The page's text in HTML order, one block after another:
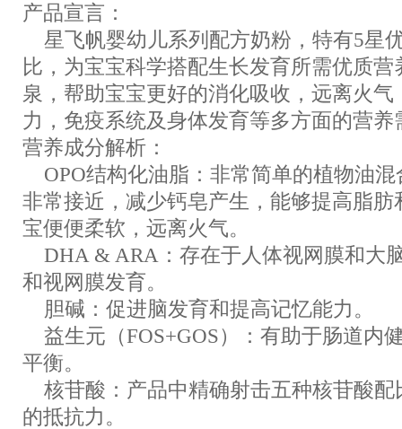
产品宣言：
星飞帆婴幼儿系列配方奶粉，特有5星
比，为宝宝科学搭配生长发育所需优质
泉，帮助宝宝更好的消化吸收，远离火
力，免疫系统及身体发育等多方面的营养
营养成分解析：
OPO结构化油脂：非常简单的植物油
非常接近，减少钙皂产生，能够提高脂
宝便便柔软，远离火气。
DHA & ARA：存在于人体视网膜和大
和视网膜发育。
胆碱：促进脑发育和提高记忆能力。
益生元（FOS+GOS）：有助于肠道内
平衡。
核苷酸：产品中精确射击五种核苷酸配
的抵抗力。